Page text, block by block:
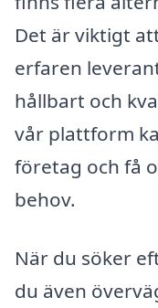
Det är viktigt
erfaren
hållbart och
vår plattform
företag och få
behov.
När du söker
du även